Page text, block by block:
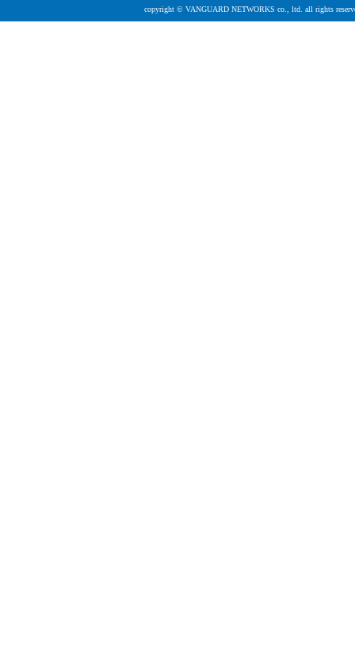
copyright © VANGUARD NETWORKS co., ltd. all rights